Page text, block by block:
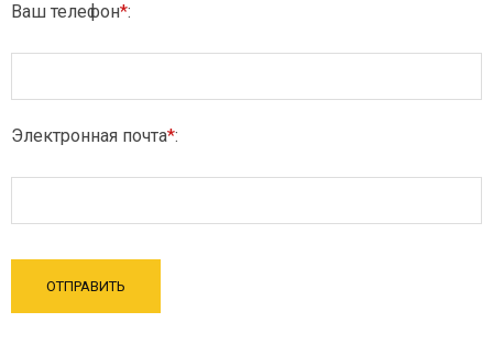
Ваш телефон*:
Электронная почта*: